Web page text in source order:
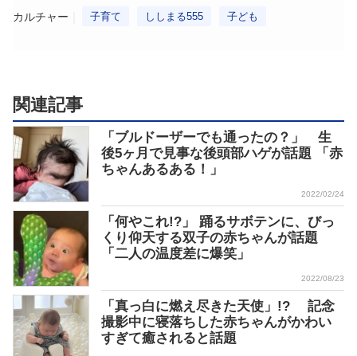
カルチャー 子育て ししまる555 子ども
関連記事
「ブルドーザーでも通ったの？」 生
後5ヶ月で見事な後頭部ハゲが話題 「赤
ちゃんあるある！」
2022/02/24
「何やこれ!?」 踊るサボテンに、びっ
くり仰天する双子の赤ちゃんが話題
「二人の温度差に爆笑」
2022/08/23
「真っ白に燃え尽きた天使」!? 記念
撮影中に寝落ちした赤ちゃんがかわい
すぎて癒されると話題